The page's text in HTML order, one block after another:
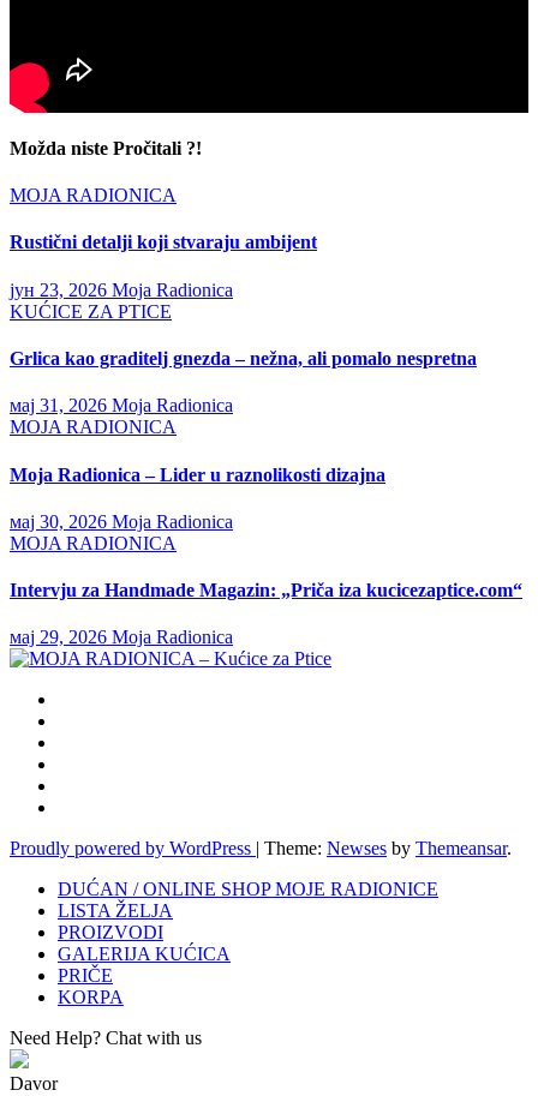
Možda niste Pročitali ?!
MOJA RADIONICA
Rustični detalji koji stvaraju ambijent
јун 23, 2026 Moja Radionica
KUĆICE ZA PTICE
Grlica kao graditelj gnezda – nežna, ali pomalo nespretna
мај 31, 2026 Moja Radionica
MOJA RADIONICA
Moja Radionica – Lider u raznolikosti dizajna
мај 30, 2026 Moja Radionica
MOJA RADIONICA
Intervju za Handmade Magazin: „Priča iza kucicezaptice.com“
мај 29, 2026 Moja Radionica
Proudly powered by WordPress | Theme: Newses by Themeansar.
DUĆAN / ONLINE SHOP MOJE RADIONICE
LISTA ŽELJA
PROIZVODI
GALERIJA KUĆICA
PRIČE
KORPA
Need Help? Chat with us
Davor